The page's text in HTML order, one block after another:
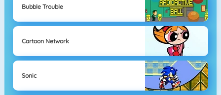
Bubble Trouble
Cartoon Network
Sonic